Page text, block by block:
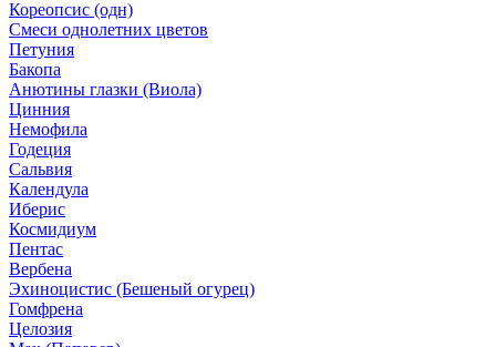
Кореопсис (одн)
Смеси однолетних цветов
Петуния
Бакопа
Анютины глазки (Виола)
Цинния
Немофила
Годеция
Сальвия
Календула
Иберис
Космидиум
Пентас
Вербена
Эхиноцистис (Бешеный огурец)
Гомфрена
Целозия